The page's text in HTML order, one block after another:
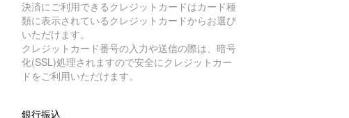
決済にご利用できるクレジットカードはカード種
類に表示されているクレジットカードからお選び
いただけます。
クレジットカード番号の入力や送信の際は、暗号
化(SSL)処理されますので安全にクレジットカー
ドをご利用いただけます。
銀行振込